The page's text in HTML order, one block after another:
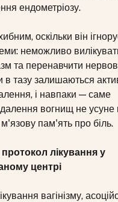
ендометріозу.
оскільки він
неможливо
та перенавчити
в тазу залишаються
і навпаки — саме
вогнищ не
пам'ять про біль.
лікування у
центрі
вагінізму,